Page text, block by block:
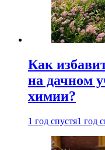
Как
на дачном
химии?
1 год спустя1 год